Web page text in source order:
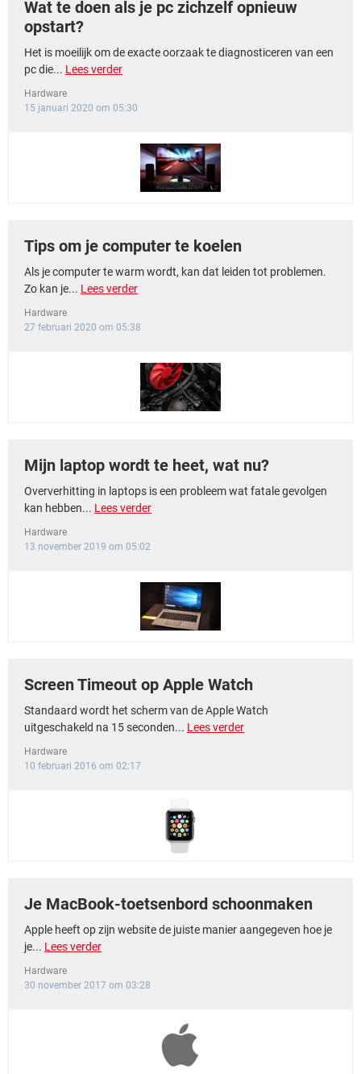
Wat te doen als je pc zichzelf opnieuw
opstart?
Het is moeilijk om de exacte oorzaak te diagnosticeren van een
pc die... Lees verder
Hardware
15 januari 2020 om 05:30
Tips om je computer te koelen
Als je computer te warm wordt, kan dat leiden tot problemen.
Zo kan je... Lees verder
Hardware
27 februari 2020 om 05:38
Mijn laptop wordt te heet, wat nu?
Oververhitting in laptops is een probleem wat fatale gevolgen
kan hebben... Lees verder
Hardware
13 november 2019 om 05:02
Screen Timeout op Apple Watch
Standaard wordt het scherm van de Apple Watch
uitgeschakeld na 15 seconden... Lees verder
Hardware
10 februari 2016 om 02:17
Je MacBook-toetsenbord schoonmaken
Apple heeft op zijn website de juiste manier aangegeven hoe je
je... Lees verder
Hardware
30 november 2017 om 03:28